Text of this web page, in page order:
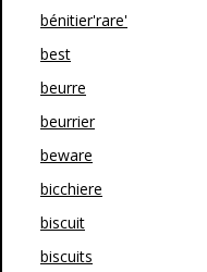
bénitier'rare'
best
beurre
beurrier
beware
bicchiere
biscuit
biscuits